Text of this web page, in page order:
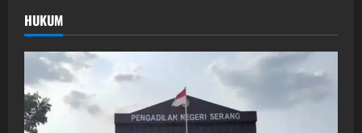
HUKUM